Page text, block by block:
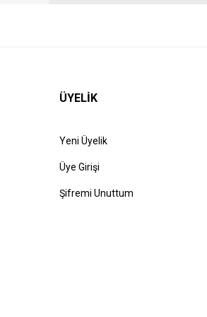
ÜYELİK
Yeni Üyelik
Üye Girişi
Şifremi Unuttum